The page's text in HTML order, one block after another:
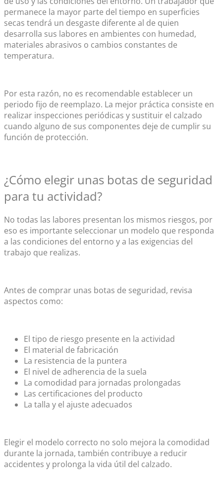
permanece la mayor parte del tiempo en superficies
secas tendrá un desgaste diferente al de quien
desarrolla sus labores en ambientes con humedad,
materiales abrasivos o cambios constantes de
temperatura.
Por esta razón, no es recomendable establecer un
periodo fijo de reemplazo. La mejor práctica consiste en
realizar inspecciones periódicas y sustituir el calzado
cuando alguno de sus componentes deje de cumplir su
función de protección.
¿Cómo elegir unas botas de seguridad
para tu actividad?
No todas las labores presentan los mismos riesgos, por
eso es importante seleccionar un modelo que responda
a las condiciones del entorno y a las exigencias del
trabajo que realizas.
Antes de comprar unas botas de seguridad, revisa
aspectos como:
El tipo de riesgo presente en la actividad
El material de fabricación
La resistencia de la puntera
El nivel de adherencia de la suela
La comodidad para jornadas prolongadas
Las certificaciones del producto
La talla y el ajuste adecuados
Elegir el modelo correcto no solo mejora la comodidad
durante la jornada, también contribuye a reducir
accidentes y prolonga la vida útil del calzado.